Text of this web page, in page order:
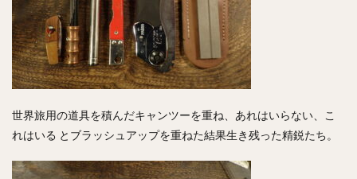
世界旅用の道具を積んだキャンツーを重ね、あれはいらない、こ
れはいる とブラッシュアップを重ねた結果生き残った精鋭たち。